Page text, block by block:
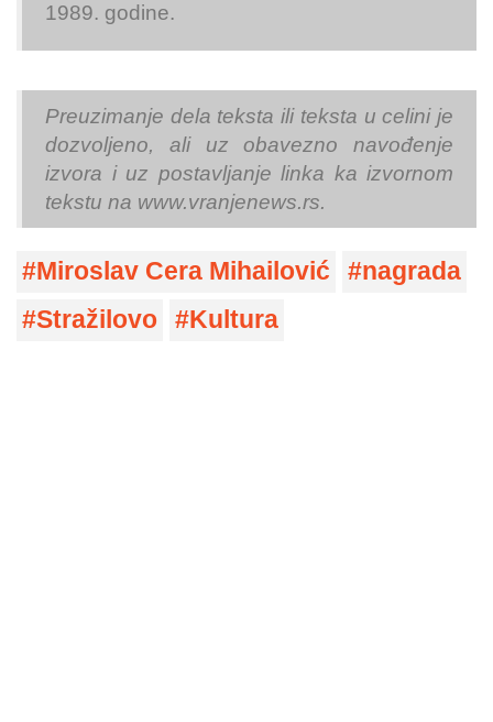
1989. godine.
Preuzimanje dela teksta ili teksta u celini je
dozvoljeno, ali uz obavezno navođenje
izvora i uz postavljanje linka ka izvornom
tekstu na www.vranjenews.rs.
Miroslav Cera Mihailović
nagrada
Stražilovo
Kultura